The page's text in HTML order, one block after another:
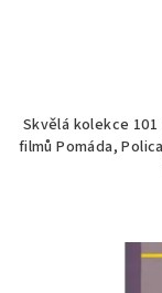
Skvělá kolekce
filmů Pomáda,